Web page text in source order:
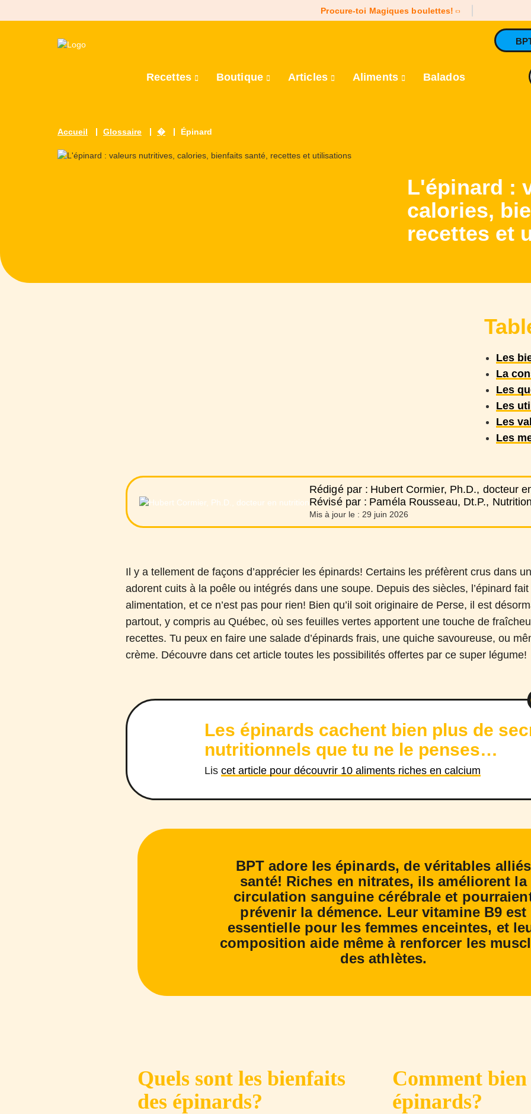
Procure-toi Magiques boulettes!
Recettes Boutique Articles Aliments Balados
Accueil Glossaire � Épinard
L'épinard :
calories,
recettes et
Les
La
Les
Les
Les
Les
Rédigé par : Hubert Cormier, Ph.D., docteur
Révisé par : Paméla Rousseau, Dt.P.,
Mis à jour le : 29 juin 2026
Il y a tellement de façons d’apprécier les épinards! Certains les préfèrent crus dans
adorent cuits à la poêle ou intégrés dans une soupe. Depuis des siècles, l’épinard
alimentation, et ce n’est pas pour rien! Bien qu’il soit originaire de Perse, il est
partout, y compris au Québec, où ses feuilles vertes apportent une touche de
recettes. Tu peux en faire une salade d’épinards frais, une quiche savoureuse, ou
crème. Découvre dans cet article toutes les possibilités offertes par ce super légume!
Les épinards cachent bien plus de
nutritionnels que tu ne le penses…
Lis cet article pour découvrir 10 aliments riches en calcium
BPT adore les épinards, de véritables alliés
santé! Riches en nitrates, ils améliorent la
circulation sanguine cérébrale et
prévenir la démence. Leur vitamine B9 est
essentielle pour les femmes enceintes, et
composition aide même à renforcer les
des athlètes.
Quels sont les bienfaits
des épinards?
Comment
épinards?